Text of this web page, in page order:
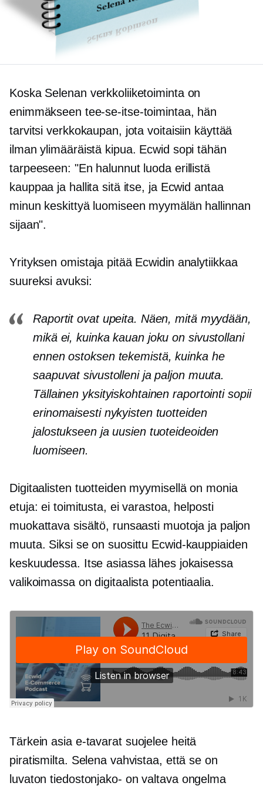
Koska Selenan verkkoliiketoiminta on
enimmäkseen tee-se-itse-toimintaa, hän
tarvitsi verkkokaupan, jota voitaisiin käyttää
ilman ylimääräistä kipua. Ecwid sopi tähän
tarpeeseen: "En halunnut luoda erillistä
kauppaa ja hallita sitä itse, ja Ecwid antaa
minun keskittyä luomiseen myymälän hallinnan
sijaan".
Yrityksen omistaja pitää Ecwidin analytiikkaa
suureksi avuksi:
Raportit ovat upeita. Näen, mitä myydään,
mikä ei, kuinka kauan joku on sivustollani
ennen ostoksen tekemistä, kuinka he
saapuvat sivustolleni ja paljon muuta.
Tällainen yksityiskohtainen raportointi sopii
erinomaisesti nykyisten tuotteiden
jalostukseen ja uusien tuoteideoiden
luomiseen.
Digitaalisten tuotteiden myymisellä on monia
etuja: ei toimitusta, ei varastoa, helposti
muokattava sisältö, runsaasti muotoja ja paljon
muuta. Siksi se on suosittu Ecwid-kauppiaiden
keskuudessa. Itse asiassa lähes jokaisessa
valikoimassa on digitaalista potentiaalia.
Tärkein asia e-tavaratsuojelee heitä
piratismilta. Selena vahvistaa, että se on
luvatontiedostonjako- on valtava ongelma